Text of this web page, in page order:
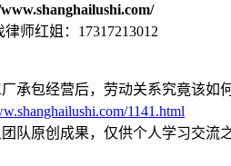
律师红姐：17317213012
承包经营后，劳动关系究竟该如
1141.html
队原创成果，仅供个人学习交流